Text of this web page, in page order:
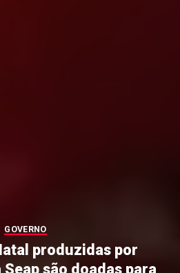
GOVERNO
produzidas por
são doadas para